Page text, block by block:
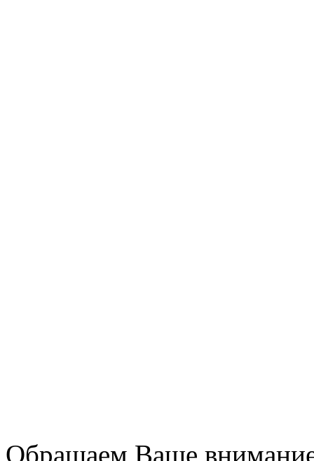
Обращаем Ваше